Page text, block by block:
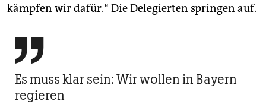
kämpfen wir dafür.“ Die Delegierten springen auf.

Es muss klar sein: Wir wollen in Bayern
regieren